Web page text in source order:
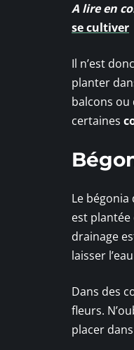
A lire en
se cultiver
Il n’est
planter
balcons ou
certaines
Le
est
drainage
laisser
Dans des
fleurs.
placer